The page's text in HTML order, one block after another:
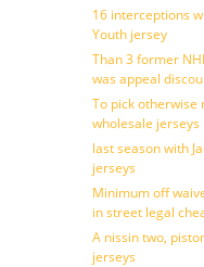
16 interceptions
Youth jersey
Than 3 former
was appeal
To pick otherwise
wholesale jerseys
last season with
jerseys
Minimum off
in street legal
A nissin two,
jerseys